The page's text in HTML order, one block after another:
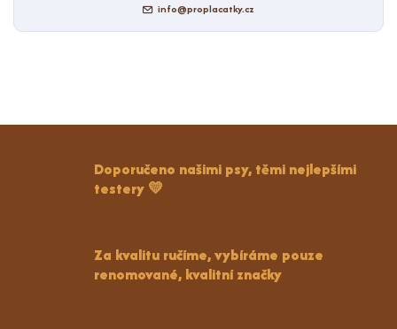
info@proplacatky.cz
Doporučeno našimi psy, těmi nejlepšími
testery 💛
Za kvalitu ručíme, vybíráme pouze
renomované, kvalitní značky